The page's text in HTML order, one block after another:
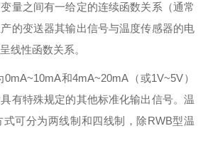
量之间有一给定的连续函数关系（通常
的变送器其输出信号与温度传感器的电
线性函数关系。
和4mA~20mA（或1V~5V）
有特殊规定的其他标准化输出信号。温
可分为两线制和四线制，除RWB型温